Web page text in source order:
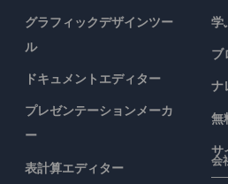
グラフィックデザインツー
ル
ドキュメントエディター
プレゼンテーションメーカ
ー
表計算エディター
学
ブ
ナ
無
サ
会